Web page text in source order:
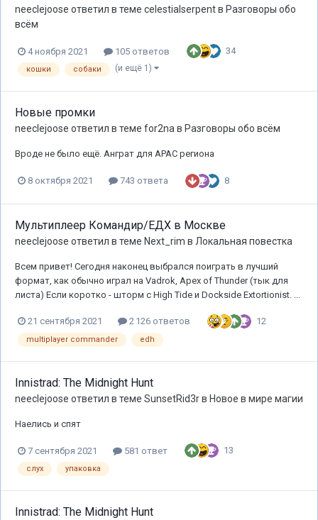
neeclejoose ответил в теме celestialserpentв Разговоры обо
всём
4 ноября 2021 105 ответов 34
кошки собаки (и ещё 1)
Новые промки
neeclejoose ответил в теме for2naв Разговоры обо всём
Вроде не было ещё. Анграт для APAC региона
8 октября 2021 743 ответа 8
Мультиплеер Командир/ЕДХ в Москве
neeclejoose ответил в теме Next_rim в Локальная повестка
Всем привет! Сегодня наконец выбрался поиграть в лучший
формат, как обычно играл на Vadrok, Apex of Thunder (тык для
листа) Если коротко - шторм с High Tide и Dockside Extortionist. ...
21 сентября 2021 2 126 ответов 12
multiplayer commander edh
Innistrad: The Midnight Hunt
neeclejoose ответил в теме SunsetRid3rв Новое в мире магии
Наелись и спят
7 сентября 2021 581 ответ 13
слух упаковка
Innistrad: The Midnight Hunt